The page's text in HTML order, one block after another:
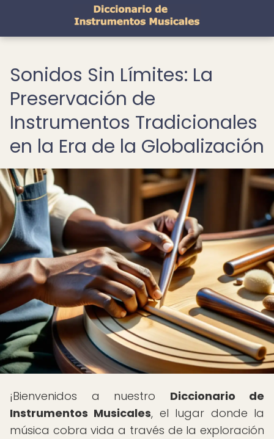
Sonidos Sin Límites: La
Preservación de
Instrumentos Tradicionales
en la Era de la Globalización
¡Bienvenidos a nuestro Diccionario de
Instrumentos Musicales, el lugar donde la
música cobra vida a través de la exploración